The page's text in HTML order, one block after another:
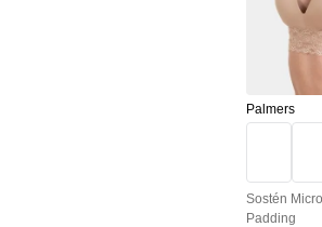
Palmers
Sostén
Padding